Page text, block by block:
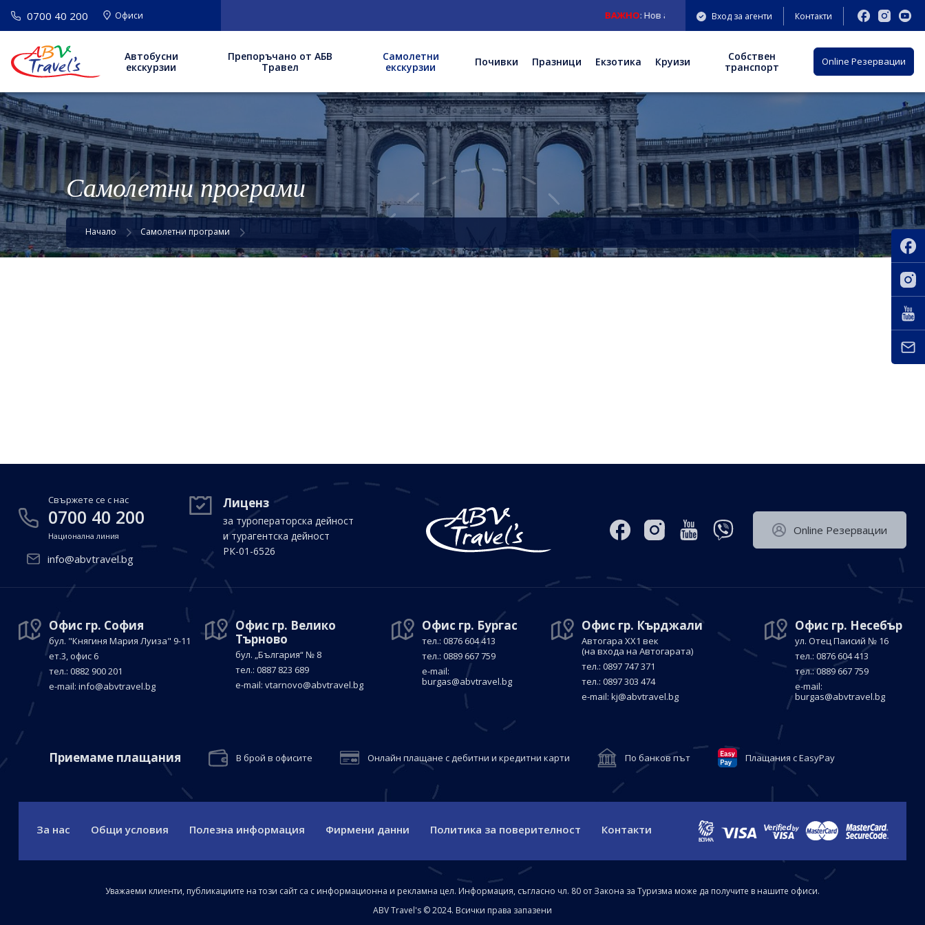
0700 40 200 Офиси ВАЖНО: Нов адрес на офис София: бул. "Княгиня Мария Луиза" 9-11 ет.3;
Вход за агенти Контакти
Автобусни
екскурзии
Препоръчано от АБВ
Травел
Самолетни
екскурзии
Почивки Празници Екзотика Круизи
Собствен
транспорт
Оnline Резервации
Самолетни програми
Начало Самолетни програми
Свържете се с нас
0700 40 200
Национална линия
info@abvtravel.bg
Лиценз
за туроператорска дейност
и турагентска дейност
РК-01-6526
Оnline Резервации
Офис гр. София
бул. "Княгиня Мария Луиза" 9-11
ет.3, офис 6
тел.: 0882 900 201
е-mail: info@abvtravel.bg
Офис гр. Велико
Търново
бул. „България“ № 8
тел.: 0887 823 689
е-mail: vtarnovo@abvtravel.bg
Офис гр. Бургас
тел.: 0876 604 413
тел.: 0889 667 759
е-mail:
burgas@abvtravel.bg
Офис гр. Кърджали
Автогара ХХ1 век
(на входа на Автогарата)
тел.: 0897 747 371
тел.: 0897 303 474
е-mail: kj@abvtravel.bg
Офис гр. Несебър
ул. Отец Паисий № 16
тел.: 0876 604 413
тел.: 0889 667 759
е-mail:
burgas@abvtravel.bg
Приемaме плащания В брой в офисите Онлайн плащане с дебитни и кредитни карти По банков път Плащания с EasyPay
За нас Общи условия Полезна информация Фирмени данни Политика за поверителност Контакти
Уважаеми клиенти, публикациите на този сайт са с информационна и рекламна цел. Информация, съгласно чл. 80 от Закона за Туризма може да получите в нашите офиси.
ABV Travel's © 2024. Всички права запазени